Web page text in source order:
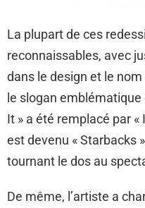
La plupart de ces
reconnaissables, avec
dans le design et le
le slogan emblématique
It » a été remplacé par «
est devenu « Starbacks
tournant le dos au
De même, l’artiste a